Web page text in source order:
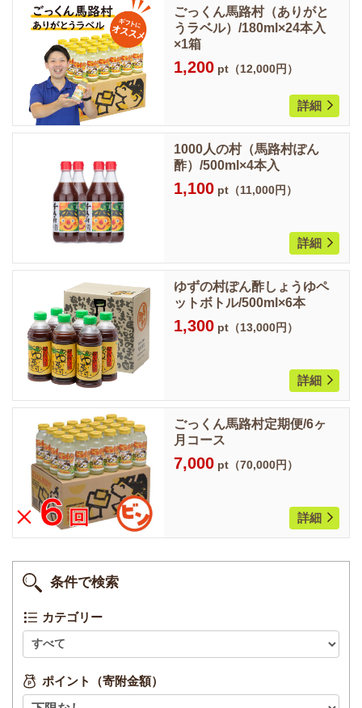
ごっくん馬路村（ありがと
うラベル）/180ml×24本入
×1箱
1,200 pt（12,000円）
詳細
1000人の村（馬路村ぽん
酢）/500ml×4本入
1,100 pt（11,000円）
詳細
ゆずの村ぽん酢しょうゆペ
ットボトル/500ml×6本
1,300 pt（13,000円）
詳細
ごっくん馬路村定期便/6ヶ
月コース
7,000 pt（70,000円）
詳細
条件で検索
カテゴリー
ポイント（寄附金額）